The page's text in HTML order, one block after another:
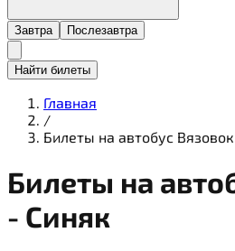
Завтра Послезавтра
Найти билеты
Главная
/
Билеты на автобус
Билеты на
- Синяк